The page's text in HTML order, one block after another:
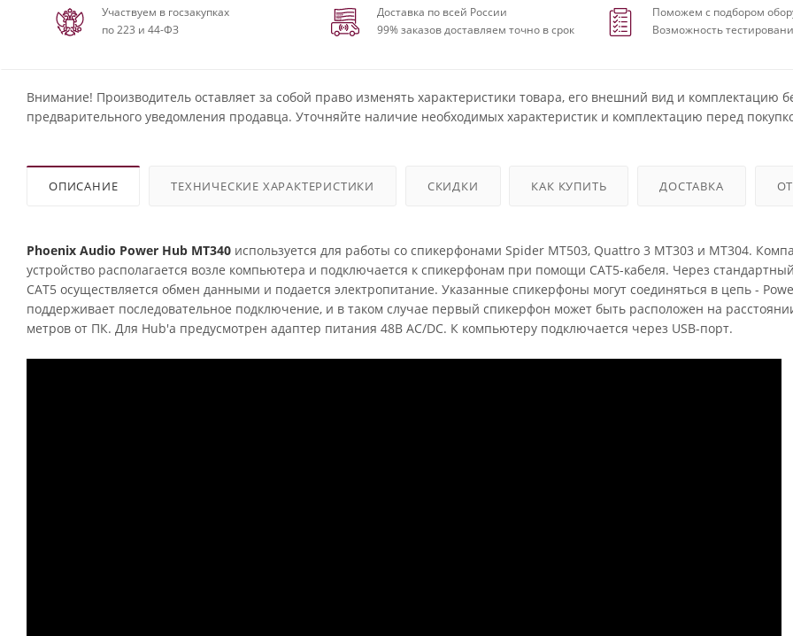
Участвуем в госзакупках
по 223 и 44-ФЗ
Доставка по всей России
99% заказов доставляем точно в срок
Поможем с подбором
Возможность
Внимание! Производитель оставляет за собой право изменять характеристики товара, его внешний вид и комплектацию
предварительного уведомления продавца. Уточняйте наличие необходимых характеристик и комплектацию перед
ОПИСАНИЕ ТЕХНИЧЕСКИЕ ХАРАКТЕРИСТИКИ СКИДКИ КАК КУПИТЬ ДОСТАВКА
Phoenix Audio Power Hub MT340 используется для работы со спикерфонами Spider MT503, Quattro 3 MT303 и MT304.
устройство располагается возле компьютера и подключается к спикерфонам при помощи CAT5-кабеля. Через
CAT5 осуществляется обмен данными и подается электропитание. Указанные спикерфоны могут соединяться в цепь -
поддерживает последовательное подключение, и в таком случае первый спикерфон может быть расположен на
метров от ПК. Для Hub'а предусмотрен адаптер питания 48В AC/DC. К компьютеру подключается через USB-порт.